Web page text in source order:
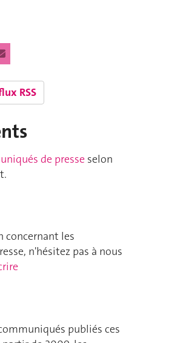
RSS
de presse selon
concernant les
n'hésitez pas à nous
publiés ces